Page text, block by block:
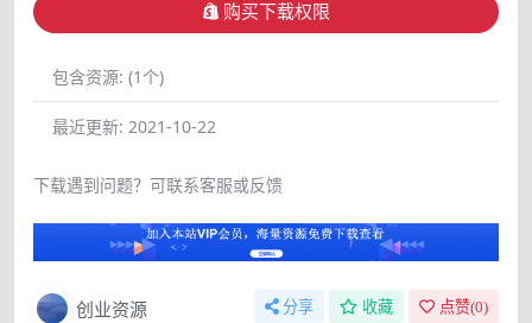
购买下载权限
包含资源: (1个)
最近更新: 2021-10-22
下载遇到问题？可联系客服或反馈
创业资源 分享 收藏 点赞(0)